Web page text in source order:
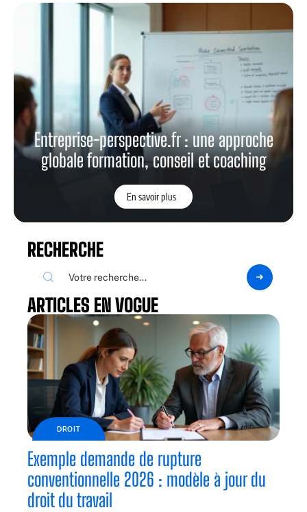
Entreprise-perspective.fr : une approche
globale formation, conseil et coaching
En savoir plus
RECHERCHE
ARTICLES EN VOGUE
DROIT
Exemple demande de rupture
conventionnelle 2026 : modèle à jour du
droit du travail